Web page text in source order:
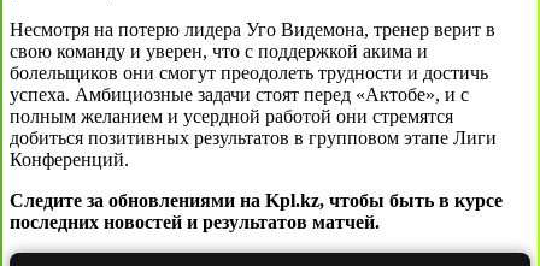
Несмотря на потерю лидера Уго Видемона, тренер верит в
свою команду и уверен, что с поддержкой акима и
болельщиков они смогут преодолеть трудности и достичь
успеха. Амбициозные задачи стоят перед «Актобе», и с
полным желанием и усердной работой они стремятся
добиться позитивных результатов в групповом этапе Лиги
Конференций.
Следите за обновлениями на Kpl.kz, чтобы быть в курсе
последних новостей и результатов матчей.